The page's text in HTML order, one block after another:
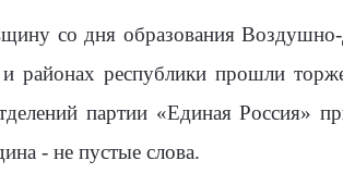
со дня образования
республики прошли
партии «Единая Россия»
- не пустые слова.